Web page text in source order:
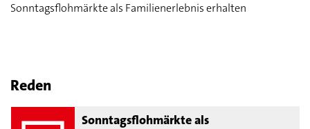
Sonntagsflohmärkte als Familienerlebnis erhalten
Reden
Sonntagsflohmärkte als